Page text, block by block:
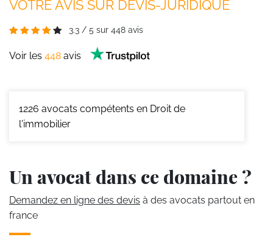
VOTRE AVIS SUR DEVIS-JURIDIQUE
3.3 / 5 sur 448 avis
Voir les 448 avis
1226 avocats compétents en Droit de
l'immobilier
Un avocat dans ce domaine ?
Demandez en ligne des devis à des avocats partout en
france